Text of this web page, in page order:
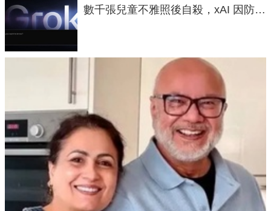
數千張兒童不雅照後自殺，xAI 因防護